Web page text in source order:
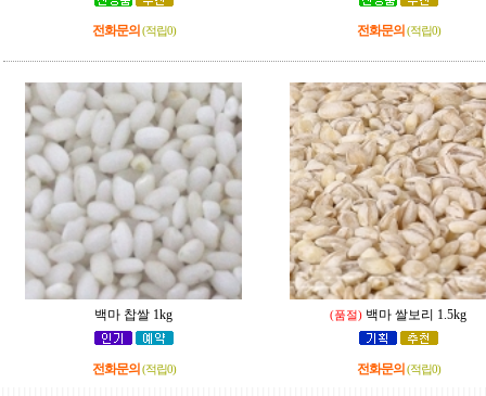
전화문의 (적립0) 전화문의 (적립0)
백마 찹쌀 1kg
전화문의 (적립0)
(품절) 백마 쌀보리 1.5kg
전화문의 (적립0)